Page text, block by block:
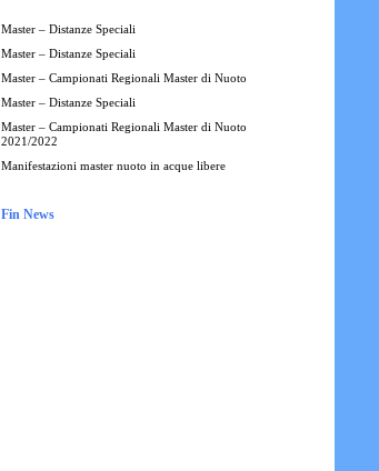
Master – Distanze Speciali
Master – Distanze Speciali
Master – Campionati Regionali Master di Nuoto
Master – Distanze Speciali
Master – Campionati Regionali Master di Nuoto
2021/2022
Manifestazioni master nuoto in acque libere
Fin News